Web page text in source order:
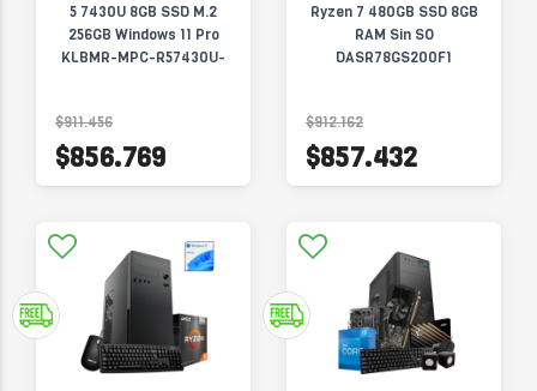
5 7430U 8GB SSD M.2
256GB Windows 11 Pro
KLBMR-MPC-R57430U-
$911.456
$856.769
Ryzen 7 480GB SSD 8GB
RAM Sin SO
DASR78GS200F1
$912.162
$857.432